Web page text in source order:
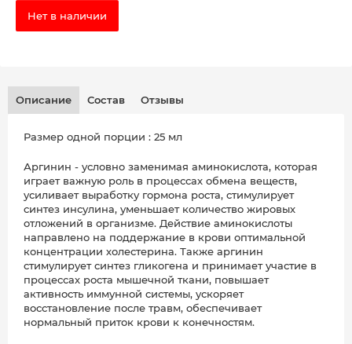
Нет в наличии
Описание Состав Отзывы
Размер одной порции : 25 мл
Аргинин - условно заменимая аминокислота, которая
играет важную роль в процессах обмена веществ,
усиливает выработку гормона роста, стимулирует
синтез инсулина, уменьшает количество жировых
отложений в организме. Действие аминокислоты
направлено на поддержание в крови оптимальной
концентрации холестерина. Также аргинин
стимулирует синтез гликогена и принимает участие в
процессах роста мышечной ткани, повышает
активность иммунной системы, ускоряет
восстановление после травм, обеспечивает
нормальный приток крови к конечностям.